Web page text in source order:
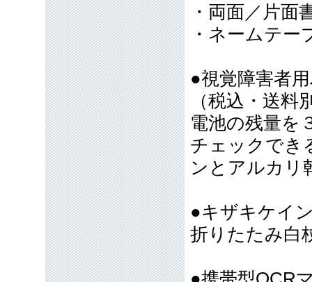
・両面／片面
・ネームテー
●視覚障害者
（税込・送料
電池の残量を
チェックでき
ンとアルカリ
●キザキケイ
折りたたみ白